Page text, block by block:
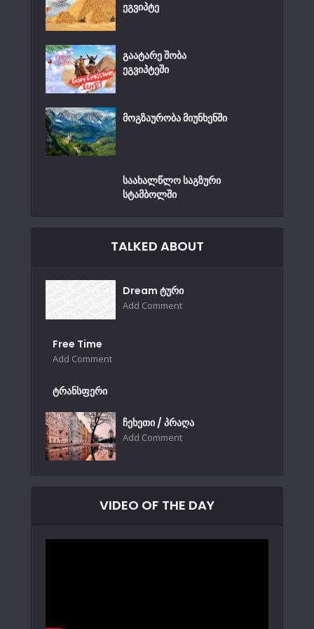
ეგვიპტე
გაატარე შობა
ეგვიპტეში
მოგზაურობა მიუნხენში
საახალწლო საგზური
სტამბოლში
TALKED ABOUT
Dream ტური
Add Comment
Free Time
Add Comment
ტრანსფერი
ჩეხეთი / პრაღა
Add Comment
VIDEO OF THE DAY